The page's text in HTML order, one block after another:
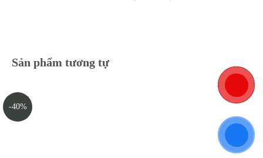
Sản phẩm tương tự
-40%